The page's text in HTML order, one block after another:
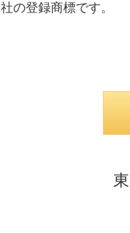
社の登録商標です。